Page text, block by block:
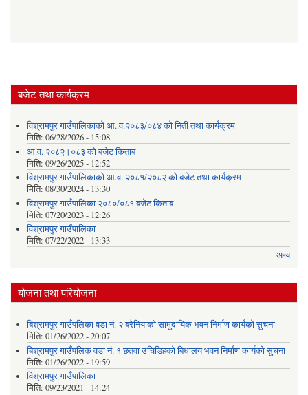
बजेट तथा कार्यक्रम
विश्रामपुर गाउँपालिकाको आ..व.२०८३/०८४ को निती तथा कार्यक्रम
मिति: 06/28/2026 - 15:08
आ.व. २०८२।०८३ को बजेट किताब
मिति: 09/26/2025 - 12:52
विश्रामपुर गाउँपालिकाको आ.व. २०८१/२०८२ को बजेट तथा कार्यक्रम
मिति: 08/30/2024 - 13:30
विश्रामपुर गाउँपालिका २०८०/०८१ बजेट किताब
मिति: 07/20/2023 - 12:26
विश्रामपुर गाउँपालिका
मिति: 07/22/2022 - 13:33
अन्य
योजना तथा परियोजना
बिश्रामपुर गाउँपलिका वडा नं. २ बरैनियाको सामुदायिक भवन निर्माण कार्यको सुचना
मिति: 01/26/2022 - 20:07
बिश्रामपुर गाउँपलिक वडा नं. १ छतवा उचिडिहको बिधालय भवन निर्माण कार्यको सुचना
मिति: 01/26/2022 - 19:59
विश्रामपुर गाउँपालिका
मिति: 09/23/2021 - 14:24